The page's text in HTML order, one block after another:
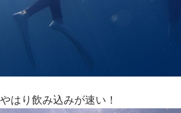
はり飲み込みが速い！